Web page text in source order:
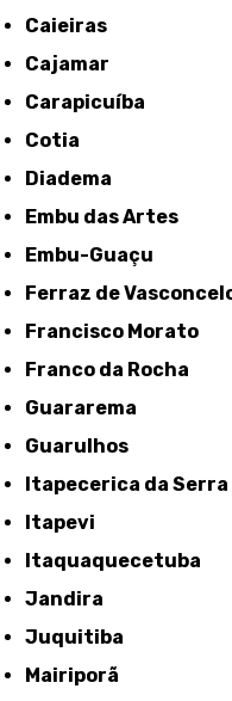
Caieiras
Cajamar
Carapicuíba
Cotia
Diadema
Embu das Artes
Embu-Guaçu
Ferraz de
Francisco Morato
Franco da Rocha
Guararema
Guarulhos
Itapecerica da Serra
Itapevi
Itaquaquecetuba
Jandira
Juquitiba
Mairiporã